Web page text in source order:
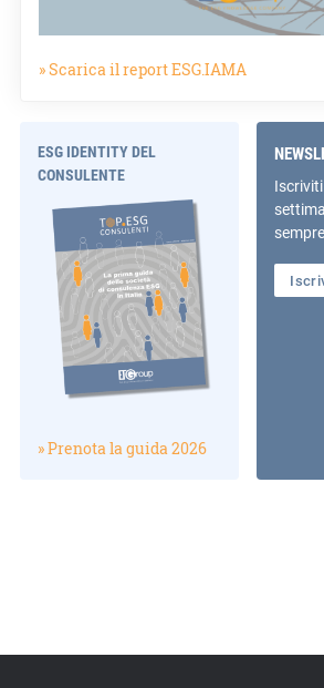
» Scarica il report ESG.IAMA
ESG IDENTITY DEL
CONSULENTE
» Prenota la guida 2026